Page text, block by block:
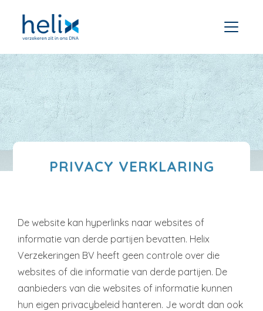
PRIVACY VERKLARING
De website kan hyperlinks naar websites of
informatie van derde partijen bevatten. Helix
Verzekeringen BV heeft geen controle over die
websites of die informatie van derde partijen. De
aanbieders van die websites of informatie kunnen
hun eigen privacybeleid hanteren. Je wordt dan ook